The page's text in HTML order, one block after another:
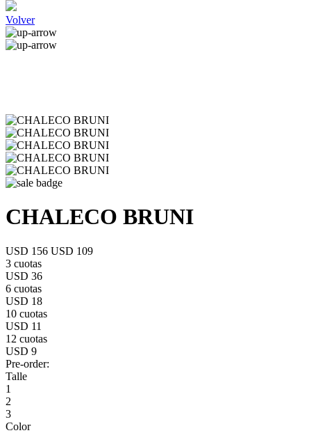
Volver
CHALECO BRUNI
USD 156 USD 109
3 cuotas
USD 36
6 cuotas
USD 18
10 cuotas
USD 11
12 cuotas
USD 9
Pre-order:
Talle
1
2
3
Color